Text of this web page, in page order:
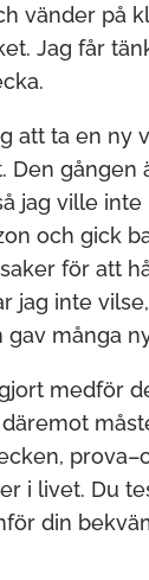
vänder på
Jag får
att ta en ny
gången
jag ville
och gick
för att
jag inte
många
medför
i livet. Du
din